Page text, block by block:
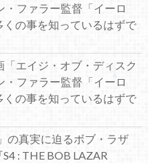
・ファラー監督「イーロ
の事を知っているはずで
エイジ・オブ・ディスク
・ファラー監督「イーロ
の事を知っているはずで
の真実に迫るボブ・ラザ
: THE BOB LAZAR